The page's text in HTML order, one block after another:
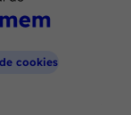
cookies